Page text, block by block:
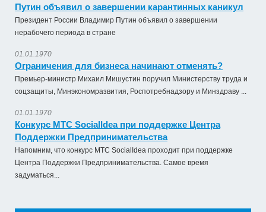
Путин объявил о завершении карантинных каникул
Президент России Владимир Путин объявил о завершении
нерабочего периода в стране
01.01.1970
Ограничения для бизнеса начинают отменять?
Премьер-министр Михаил Мишустин поручил Министерству труда и
соцзащиты, Минэкономразвития, Роспотребнадзору и Минздраву ...
01.01.1970
Конкурс МТС SocialIdea при поддержке Центра
Поддержки Предпринимательства
Напомним, что конкурс МТС SocialIdea проходит при поддержке
Центра Поддержки Предпринимательства. Самое время
задуматься...